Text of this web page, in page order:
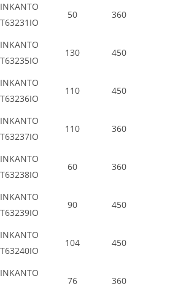
INKANTO
T63231IO
50 360
INKANTO
T63235IO
130 450
INKANTO
T63236IO
110 450
INKANTO
T63237IO
110 360
INKANTO
T63238IO
60 360
INKANTO
T63239IO
90 450
INKANTO
T63240IO
104 450
INKANTO
76 360